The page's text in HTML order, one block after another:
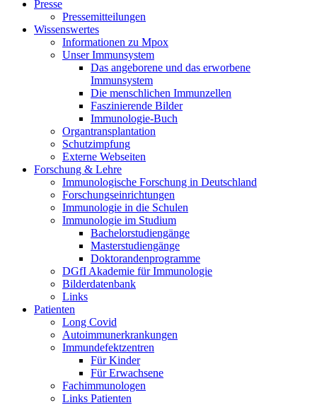
Presse
Pressemitteilungen
Wissenswertes
Informationen zu Mpox
Unser Immunsystem
Das angeborene und das erworbene
Immunsystem
Die menschlichen Immunzellen
Faszinierende Bilder
Immunologie-Buch
Organtransplantation
Schutzimpfung
Externe Webseiten
Forschung & Lehre
Immunologische Forschung in Deutschland
Forschungseinrichtungen
Immunologie in die Schulen
Immunologie im Studium
Bachelorstudiengänge
Masterstudiengänge
Doktorandenprogramme
DGfI Akademie für Immunologie
Bilderdatenbank
Links
Patienten
Long Covid
Autoimmunerkrankungen
Immundefektzentren
Für Kinder
Für Erwachsene
Fachimmunologen
Links Patienten